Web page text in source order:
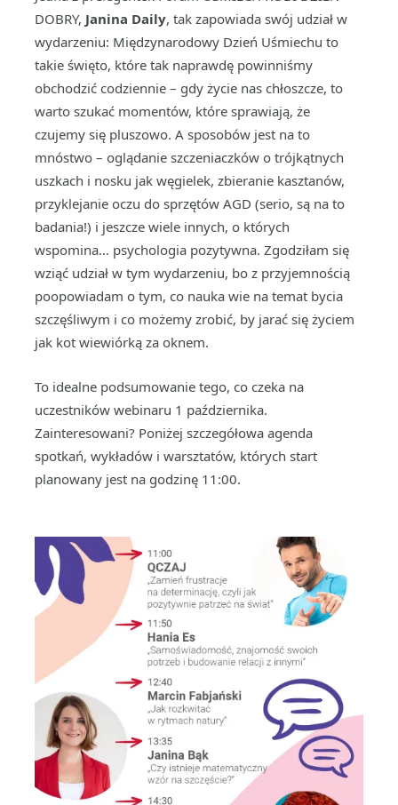
DOBRY, Janina Daily, tak zapowiada swój udział w
wydarzeniu: Międzynarodowy Dzień Uśmiechu to
takie święto, które tak naprawdę powinniśmy
obchodzić codziennie – gdy życie nas chłoszcze, to
warto szukać momentów, które sprawiają, że
czujemy się pluszowo. A sposobów jest na to
mnóstwo – oglądanie szczeniaczków o trójkątnych
uszkach i nosku jak węgielek, zbieranie kasztanów,
przyklejanie oczu do sprzętów AGD (serio, są na to
badania!) i jeszcze wiele innych, o których
wspomina… psychologia pozytywna. Zgodziłam się
wziąć udział w tym wydarzeniu, bo z przyjemnością
poopowiadam o tym, co nauka wie na temat bycia
szczęśliwym i co możemy zrobić, by jarać się życiem
jak kot wiewiórką za oknem.
To idealne podsumowanie tego, co czeka na
uczestników webinaru 1 października.
Zainteresowani? Poniżej szczegółowa agenda
spotkań, wykładów i warsztatów, których start
planowany jest na godzinę 11:00.